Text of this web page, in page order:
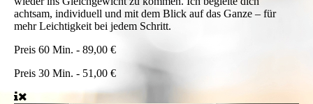
achtsam, individuell und mit dem Blick auf das Ganze – für
mehr Leichtigkeit bei jedem Schritt.
Preis 60 Min. - 89,00 €
Preis 30 Min. - 51,00 €